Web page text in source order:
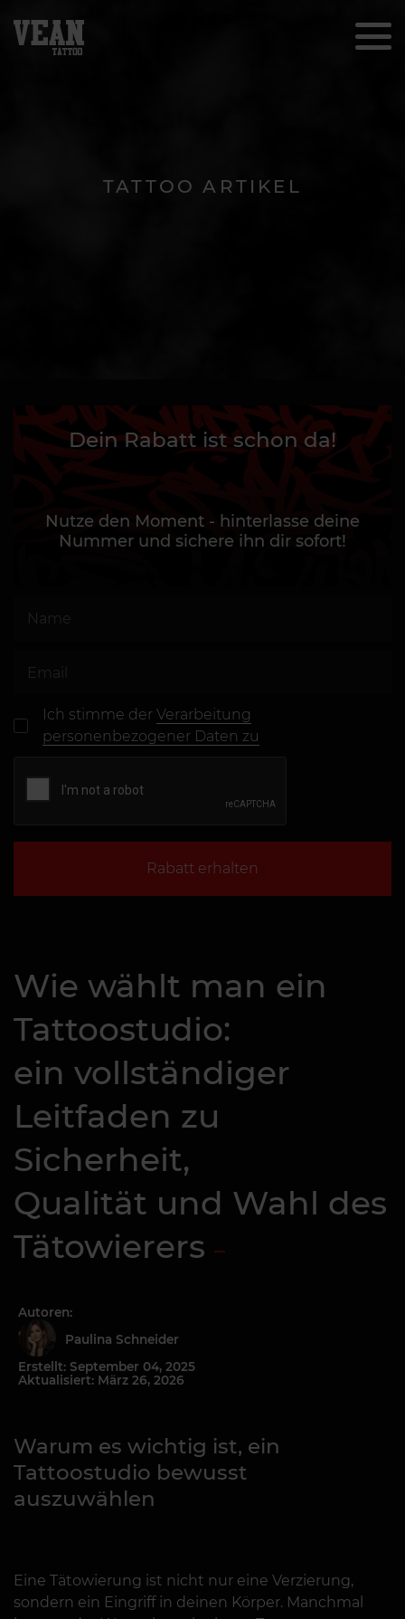
TATTOO ARTIKEL
Dein Rabatt ist schon da!
Nutze den Moment - hinterlasse deine
Nummer und sichere ihn dir sofort!
Ich stimme derVerarbeitung
personenbezogener Daten zu
Rabatt erhalten
Wie wählt man ein
Tattoostudio:
ein vollständiger
Leitfaden zu
Sicherheit,
Qualität und Wahl des
Tätowierers
Autoren:
Paulina Schneider
Erstellt: September 04, 2025
Aktualisiert: März 26, 2026
Warum es wichtig ist, ein
Tattoostudio bewusst
auszuwählen
Eine Tätowierung ist nicht nur eine Verzierung,
sondern ein Eingriff in deinen Körper. Manchmal